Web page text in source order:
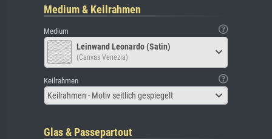
Medium & Keilrahmen
Medium
Leinwand Leonardo (Satin)
(Canvas Venezia)
Keilrahmen
Keilrahmen - Motiv seitlich gespiegelt
Glas & Passepartout